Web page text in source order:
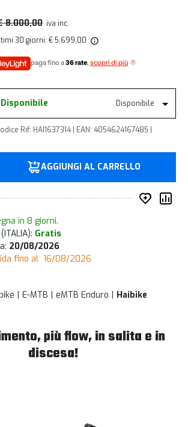
8.000,00 iva inc.
30 giorni: € 5.699,00
paga fino a36 rate, scopri di più
Disponibile Disponibile
Rif: HAI1637314 | EAN: 4054624167485 |
AGGIUNGI AL CARRELLO
in 8 giorni.
Gratis
20/08/2026
fino al 16/08/2026
E-MTB eMTB Enduro Haibike
più flow, in salita e in
discesa!